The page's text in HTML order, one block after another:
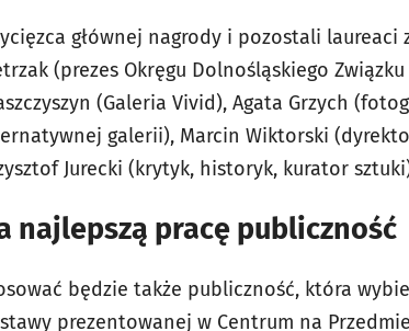
głównej nagrody i pozostali laureaci
(prezes Okręgu Dolnośląskiego
(Galeria Vivid), Agata Grzych
galerii), Marcin Wiktorski
Jurecki (krytyk, historyk, kurator
najlepszą pracę publiczność
będzie także publiczność, która
prezentowanej w Centrum na